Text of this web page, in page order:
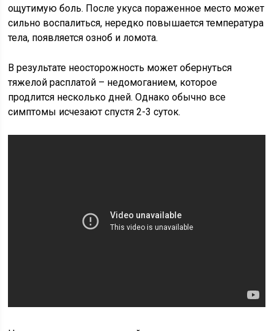
ощутимую боль. После укуса пораженное место может
сильно воспалиться, нередко повышается температура
тела, появляется озноб и ломота.
В результате неосторожность может обернуться
тяжелой расплатой – недомоганием, которое
продлится несколько дней. Однако обычно все
симптомы исчезают спустя 2-3 суток.